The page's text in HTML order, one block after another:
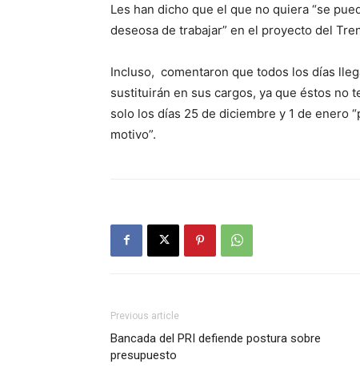
Les han dicho que el que no quiera “se
deseosa de trabajar” en el proyecto del
Incluso, comentaron que todos los días
sustituirán en sus cargos, ya que éstos no
solo los días 25 de diciembre y 1 de enero
motivo”.
Previous article
Bancada del PRI defiende postura sobre
presupuesto